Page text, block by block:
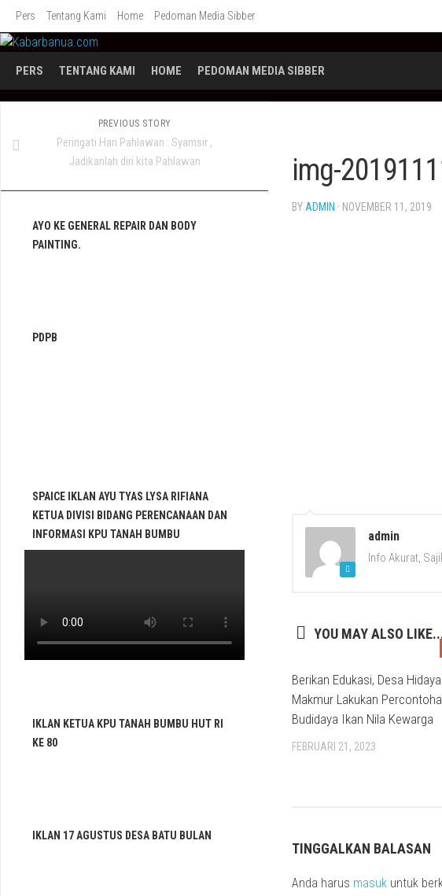
Skip
content
Pers Tentang Kami Home Pedoman Media Sibber
PERS TENTANG KAMI HOME PEDOMAN MEDIA SIBBER
img-
BY ADMIN · NOVEMBER 11, 2019
admin
Info Akurat,
YOU MAY ALSO
Berikan Edukasi, Desa
Makmur Lakukan
Budidaya Ikan Nila Kewarga
FEBRUARI 21, 2023
TINGGALKAN BALASAN
Anda harus masuk untuk
PREVIOUS STORY
Peringati Hari Pahlawan : Syamsir ,
Jadikanlah diri kita Pahlawan
AYO KE GENERAL REPAIR DAN BODY
PAINTING.
PDPB
SPAICE IKLAN AYU TYAS LYSA RIFIANA
KETUA DIVISI BIDANG PERENCANAAN DAN
INFORMASI KPU TANAH BUMBU
IKLAN KETUA KPU TANAH BUMBU HUT RI
KE 80
IKLAN 17 AGUSTUS DESA BATU BULAN